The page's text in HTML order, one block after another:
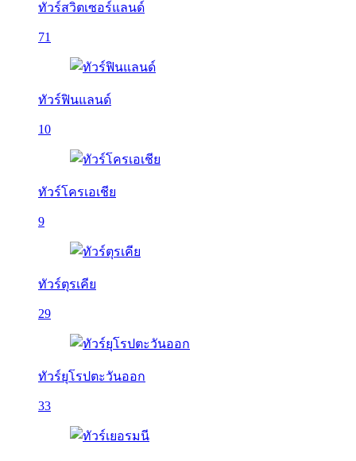
ทัวร์สวิตเซอร์แลนด์
71
ทัวร์ฟินแลนด์
10
ทัวร์โครเอเชีย
9
ทัวร์ตุรเคีย
29
ทัวร์ยุโรปตะวันออก
33